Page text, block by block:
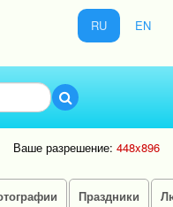
RU EN
Ваше разрешение: 448x896
Праздники